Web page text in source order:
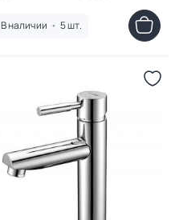
В наличии • 5 шт.